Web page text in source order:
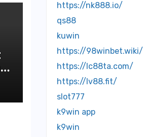
https://nk888.io/
qs88
kuwin
https://98winbet.wiki/
https://lc88ta.com/
https://lv88.fit/
slot777
k9win app
k9win